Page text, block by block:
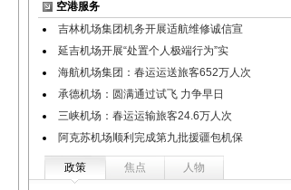
空港服务
吉林机场集团机务开展适航维修诚信宣
延吉机场开展“处置个人极端行为”实
海航机场集团：春运运送旅客652万人次
承德机场：圆满通过试飞 力争早日
三峡机场：春运运输旅客24.6万人次
阿克苏机场顺利完成第九批援疆包机保
政策 焦点 人物